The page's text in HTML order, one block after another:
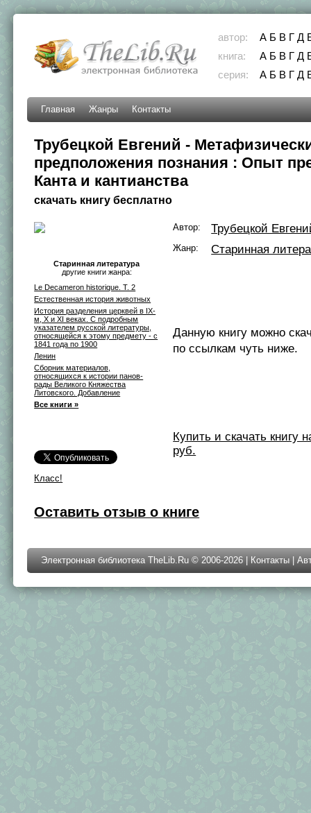
автор: А Б В Г Д
книга:
А Б В Г Д
серия:
А Б В Г Д
Главная Жанры Контакты
Трубецкой Евгений -
предположения познания : Опыт
Канта и кантианства
скачать книгу бесплатно
Старинная литература
другие книги жанра:
Le Decameron historique. T. 2
Естественная история животных
История разделения церквей в IX-
м, X и XI веках. С подробным
указателем русской литературы,
относящейся к этому предмету - с
1841 года по 1900
Ленин
Сборник материалов,
относящихся к истории панов-
рады Великого Княжества
Литовского. Добавление
Все книги »
Класс!
Автор: Трубецкой
Жанр: Старинная
Данную книгу можно
по ссылкам чуть ниже.
Купить и скачать книгу
руб.
Оставить отзыв о книге
Электронная библиотека TheLib.Ru © 2006-2026 | Контакты |